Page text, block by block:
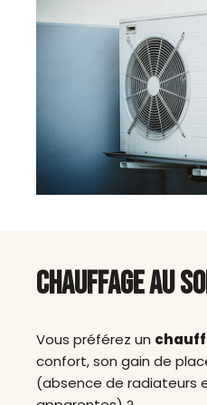
CHAUFFAGE AU
Vous préférez un
confort, son gain de
(absence de radiateurs